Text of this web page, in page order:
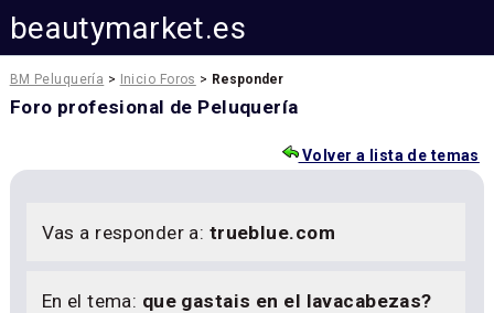
beautymarket.es
BM Peluquería > Inicio Foros > Responder
Foro profesional de Peluquería
Volver a lista de temas
Vas a responder a: trueblue.com
En el tema: que gastais en el lavacabezas?